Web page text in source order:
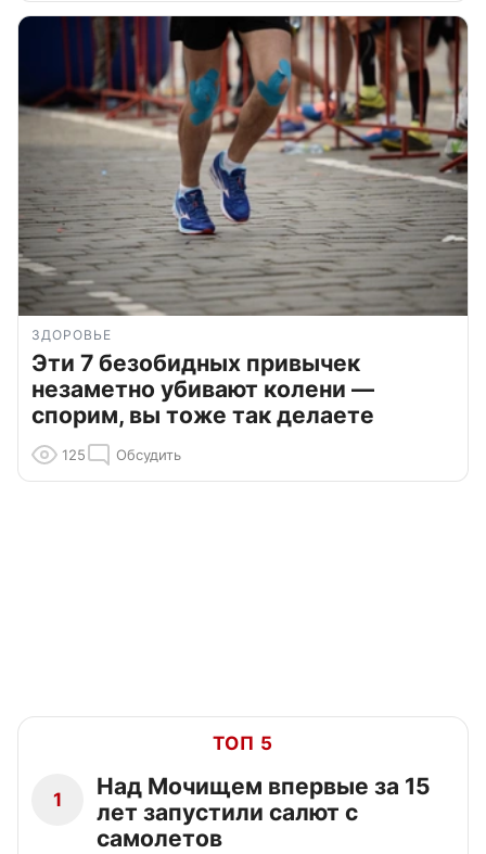
ЗДОРОВЬЕ
Эти 7 безобидных привычек
незаметно убивают колени —
спорим, вы тоже так делаете
125 Обсудить
ТОП 5
1
Над Мочищем впервые за 15
лет запустили салют с
самолетов